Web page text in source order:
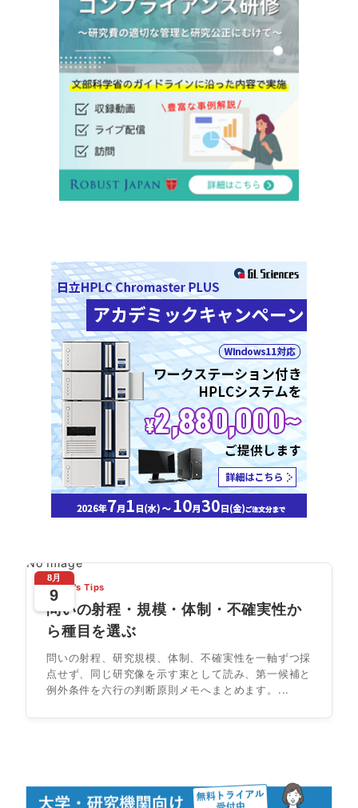
No Image
8月
9
Today's Tips
問いの射程・規模・体制・不確実性か
ら種目を選ぶ
問いの射程、研究規模、体制、不確実性を一軸ずつ採
点せず、同じ研究像を示す束として読み、第一候補と
例外条件を六行の判断原則メモへまとめます。...